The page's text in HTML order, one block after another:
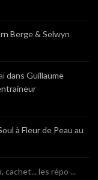
Berge & Selwyn
dans Guillaume
à Fleur de Peau au
les répo ...